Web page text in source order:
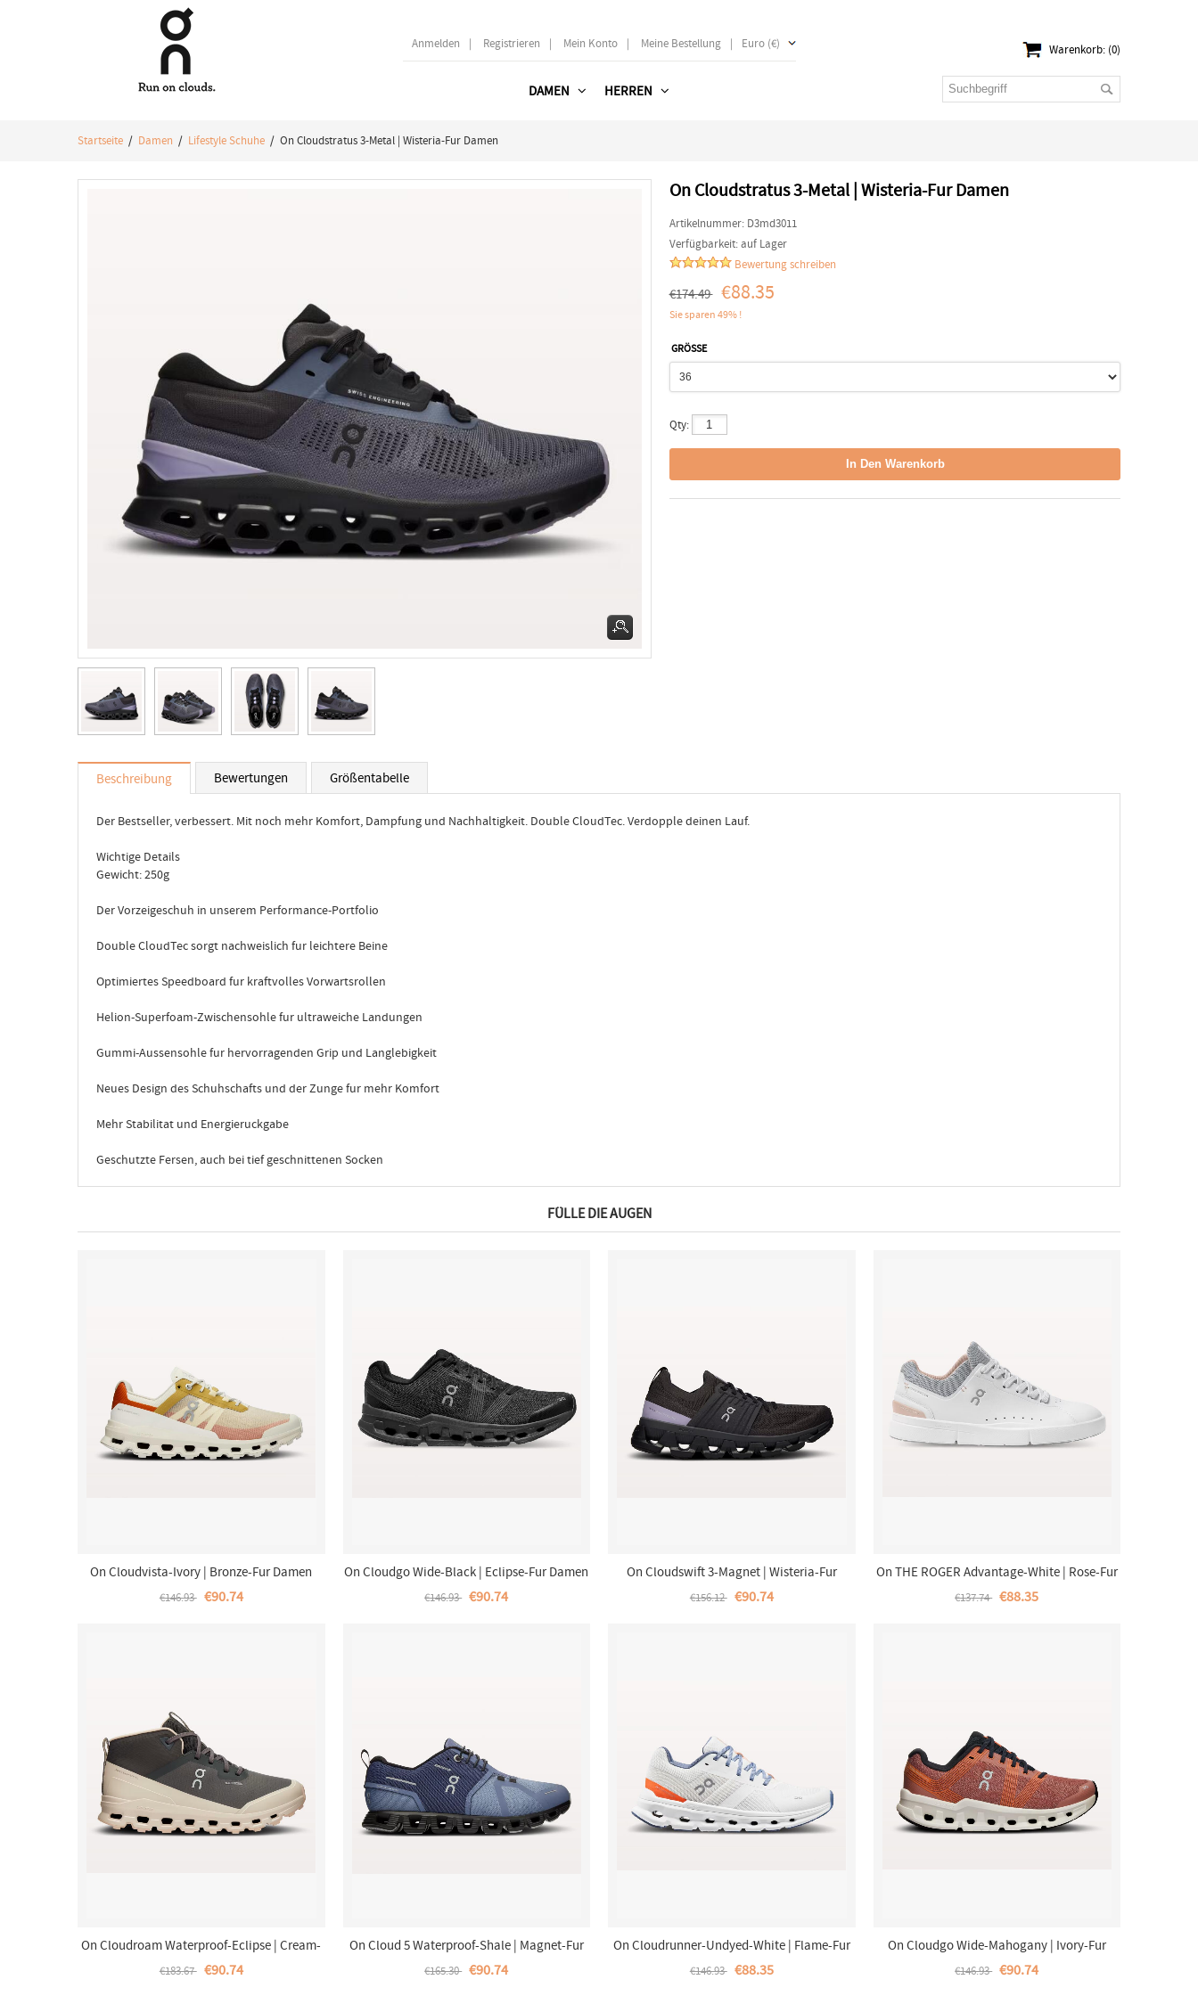
Anmelden | Registrieren | Mein Konto | Meine Bestellung | Euro (€) Warenkorb: (0)
DAMEN HERREN
Startseite / Damen / Lifestyle Schuhe / On Cloudstratus 3-Metal | Wisteria-Fur Damen
On Cloudstratus 3-Metal | Wisteria-Fur Damen
Artikelnummer: D3md3011
Verfügbarkeit:auf Lager
Bewertung schreiben
€174.49 €88.35
Sie sparen 49% !
GRÖSSE
Qty:
Beschreibung Bewertungen Größentabelle
Der Bestseller, verbessert. Mit noch mehr Komfort, Dampfung und Nachhaltigkeit. Double CloudTec. Verdopple deinen Lauf.
Wichtige Details
Gewicht: 250g
Der Vorzeigeschuh in unserem Performance-Portfolio
Double CloudTec sorgt nachweislich fur leichtere Beine
Optimiertes Speedboard fur kraftvolles Vorwartsrollen
Helion-Superfoam-Zwischensohle fur ultraweiche Landungen
Gummi-Aussensohle fur hervorragenden Grip und Langlebigkeit
Neues Design des Schuhschafts und der Zunge fur mehr Komfort
Mehr Stabilitat und Energieruckgabe
Geschutzte Fersen, auch bei tief geschnittenen Socken
FÜLLE DIE AUGEN
On Cloudvista-Ivory | Bronze-Fur Damen
€146.93 €90.74
On Cloudgo Wide-Black | Eclipse-Fur Damen
€146.93 €90.74
On Cloudswift 3-Magnet | Wisteria-Fur
Damen
€156.12 €90.74
On THE ROGER Advantage-White | Rose-Fur
Damen
€137.74 €88.35
On Cloudroam Waterproof-Eclipse | Cream-
Fur Damen
€183.67 €90.74
On Cloud 5 Waterproof-Shale | Magnet-Fur
Damen
€165.30 €90.74
On Cloudrunner-Undyed-White | Flame-Fur
Damen
€146.93 €88.35
On Cloudgo Wide-Mahogany | Ivory-Fur
Damen
€146.93 €90.74